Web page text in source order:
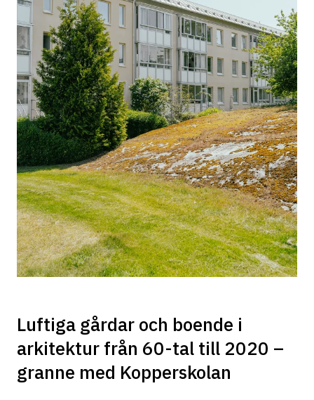
Luftiga gårdar och boende i
arkitektur från 60-tal till 2020 –
granne med Kopperskolan